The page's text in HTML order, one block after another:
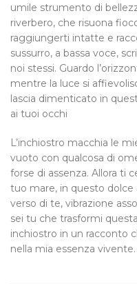
umile strumento di
riverbero, che risuona
raggiungerti intatte e
sussurro, a bassa voce,
noi stessi. Guardo
mentre la luce si
lascia dimenticato in
ai tuoi occhi
L’inchiostro macchia le
vuoto con qualcosa di
forse di assenza. Allora ti
tuo mare, in questo dolce
verso di te, vibrazione
sei tu che trasformi
inchiostro in un racconto
nella mia essenza vivente.